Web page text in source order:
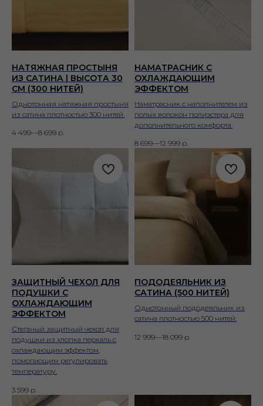
НАТЯЖНАЯ ПРОСТЫНЯ
ИЗ САТИНА | ВЫСОТА 30
СМ (300 НИТЕЙ)
Однотонная натяжная простыня
из сатина плотностью 300 нитей.
4 499—8 699 р.
НАМАТРАСНИК С
ОХЛАЖДАЮЩИМ
ЭФФЕКТОМ
Наматрасник с наполнителем из
полых волокон полиэстера для
дополнительного комфорта.
8 699—12 999 р.
ЗАЩИТНЫЙ ЧЕХОЛ ДЛЯ
ПОДУШКИ С
ОХЛАЖДАЮЩИМ
ЭФФЕКТОМ
Стеганый защитный чехол для
подушки из хлопка перкаль с
охлаждающим эффектом,
помогающим регулировать
температуру.
3 599 р.
ПОДОДЕЯЛЬНИК ИЗ
САТИНА (500 НИТЕЙ)
Однотонный пододеяльник из
сатина плотностью 500 нитей.
12 999—18 099 р.